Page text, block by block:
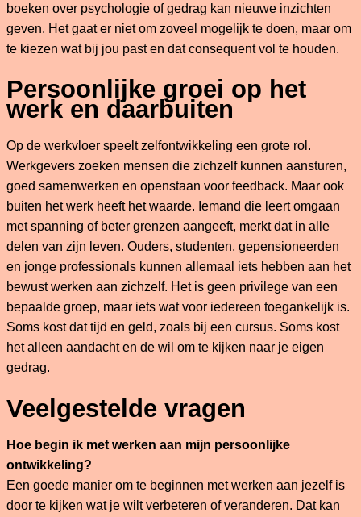
boeken over psychologie of gedrag kan nieuwe inzichten
geven. Het gaat er niet om zoveel mogelijk te doen, maar om
te kiezen wat bij jou past en dat consequent vol te houden.
Persoonlijke groei op het
werk en daarbuiten
Op de werkvloer speelt zelfontwikkeling een grote rol.
Werkgevers zoeken mensen die zichzelf kunnen aansturen,
goed samenwerken en openstaan voor feedback. Maar ook
buiten het werk heeft het waarde. Iemand die leert omgaan
met spanning of beter grenzen aangeeft, merkt dat in alle
delen van zijn leven. Ouders, studenten, gepensioneerden
en jonge professionals kunnen allemaal iets hebben aan het
bewust werken aan zichzelf. Het is geen privilege van een
bepaalde groep, maar iets wat voor iedereen toegankelijk is.
Soms kost dat tijd en geld, zoals bij een cursus. Soms kost
het alleen aandacht en de wil om te kijken naar je eigen
gedrag.
Veelgestelde vragen
Hoe begin ik met werken aan mijn persoonlijke
ontwikkeling?
Een goede manier om te beginnen met werken aan jezelf is
door te kijken wat je wilt verbeteren of veranderen. Dat kan